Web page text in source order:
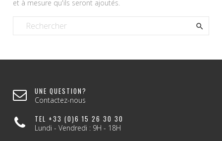
et à mesure qu'ils seront ajoutés.

UNE QUESTION?
Contactez-nous
TEL +33 (0)6 15 26 30 30
Lundi - Vendredi : 9H - 18H